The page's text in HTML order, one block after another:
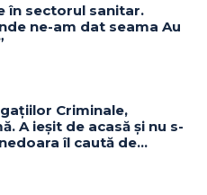
în sectorul sanitar.
ne-am dat seama Au
Criminale,
A ieșit de acasă și nu s-
îl caută de...